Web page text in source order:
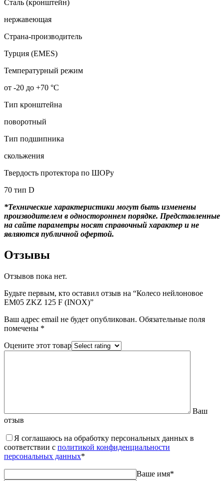
Сталь (кронштейн)
нержавеющая
Страна-производитель
Турция (EMES)
Температурный режим
от -20 до +70 °С
Тип кронштейна
поворотный
Тип подшипника
скольжения
Твердость протектора по ШОРу
70 тип D
*Технические характеристики могут быть изменены
производителем в одностороннем порядке. Представленные
на сайте параметры носят справочный характер и не
являются публичной офертой.
Отзывы
Отзывов пока нет.
Будьте первым, кто оставил отзыв на “Колесо нейлоновое
EM05 ZKZ 125 F (INOX)”
Ваш адрес email не будет опубликован. Обязательные поля
помечены *
Оцените этот товар
Ваш
отзыв
Я соглашаюсь на обработку персональных данных в
соответствии с политикой конфиденциальности
персональных данных*
Ваше имя*